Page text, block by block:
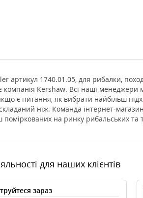
артикул 1740.01.05, для рибалки,
компанія Kershaw. Всі наші менеджери
є питання, як вибрати найбільш
ніж. Команда інтернет-
поміркованих на ринку рибальських та
для наших клієнтів
зараз